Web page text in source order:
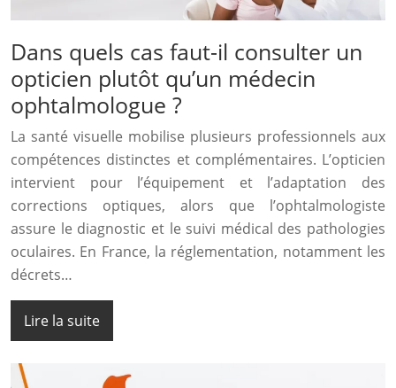
Dans quels cas faut-il consulter un
opticien plutôt qu’un médecin
ophtalmologue ?
La santé visuelle mobilise plusieurs professionnels aux
compétences distinctes et complémentaires. L’opticien
intervient pour l’équipement et l’adaptation des
corrections optiques, alors que l’ophtalmologiste
assure le diagnostic et le suivi médical des pathologies
oculaires. En France, la réglementation, notamment les
décrets…
Lire la suite